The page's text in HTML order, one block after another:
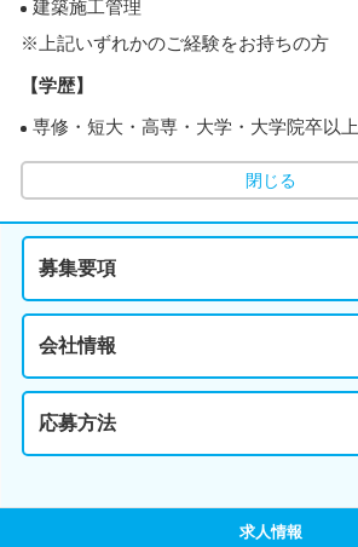
建築施工管理
※上記いずれかのご経験をお持ちの方
【学歴】
専修・短大・高専・大学・大学院卒以上
閉じる
募集要項
会社情報
応募方法
求人情報